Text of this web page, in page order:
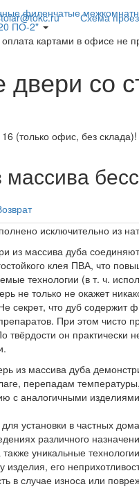
Схема
филенчатые
ПО-2"
картами в офисе не
со
(только офис, без
исключительно из
из массива дуба
клея ПВА, что
технологии (в т. ч.
не только не окажет
секрет, что дуб содержит
При этом чисто
твёрдости он практически
из массива дуба
перепадам
с аналогичными
установки в частных
различного
уникальные
его
в случае износа или